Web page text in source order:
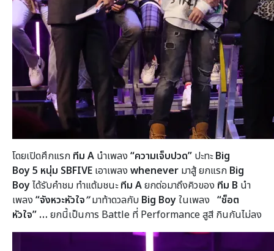
โดยเปิดศึกแรก ทีม A นำเพลง “ความเจ็บปวด” ปะทะBig
Boy5 หนุ่ม SBFIVE เอาเพลง whenever มาสู้ ยกแรก Big
Boyได้รับคำชม ทำแต้มชนะทีม Aยกต่อมาถึงคิวของ ทีม B นำ
เพลง “จังหวะหัวใจ”มาท้าดวลกับ Big Boyในเพลง “ช็อต
หัวใจ” … ยกนี้เป็นการ Battle ที่ Performance สูสี กินกันไม่ลง